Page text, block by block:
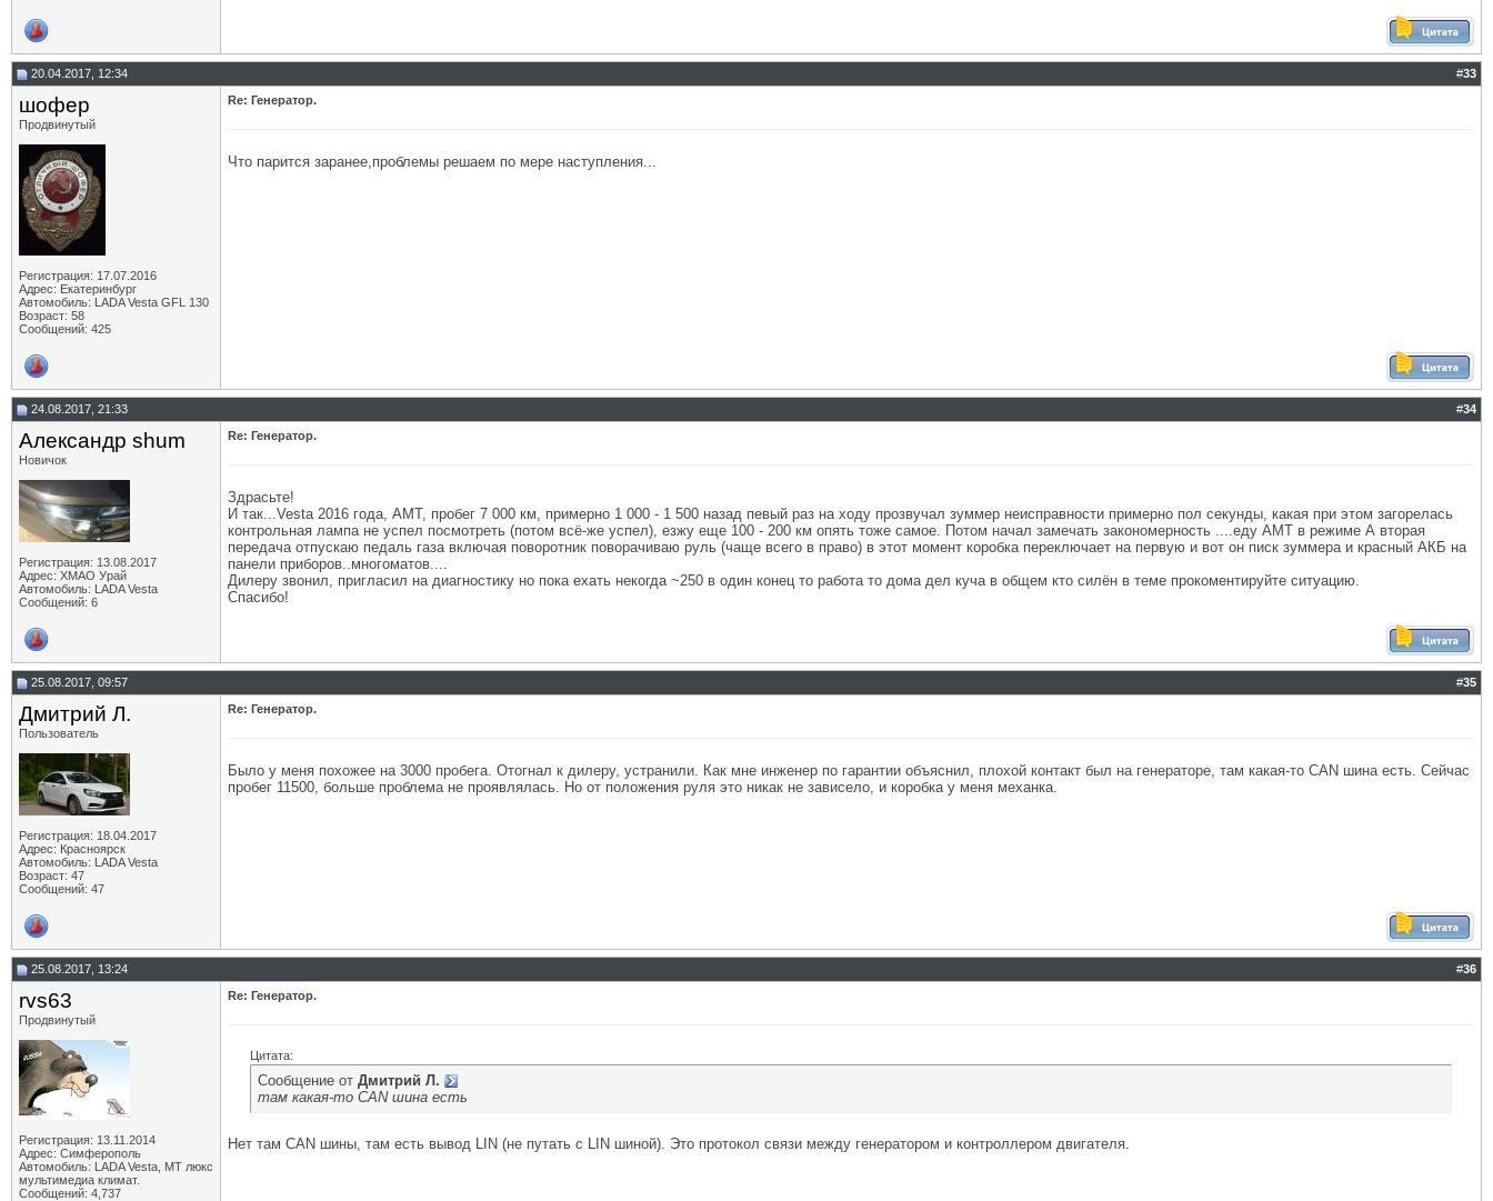
20.04.2017, 12:34 #33
шофер
Продвинутый
Регистрация: 17.07.2016
Адрес: Екатеринбург
Автомобиль: LADA Vesta GFL 130
Возраст: 58
Сообщений: 425
Re: Генератор.
Что парится заранее,проблемы решаем по мере наступления...
24.08.2017, 21:33 #34
Александр shum
Новичок
Регистрация: 13.08.2017
Адрес: ХМАО Урай
Автомобиль: LADA Vesta
Сообщений: 6
Re: Генератор.
Здрасьте!
И так...Vesta 2016 года, АМТ, пробег 7 000 км, примерно 1 000 - 1 500 назад певый раз на ходу прозвучал зуммер неисправности примерно пол секунды, какая при этом загорелась
контрольная лампа не успел посмотреть (потом всё-же успел), езжу еще 100 - 200 км опять тоже самое. Потом начал замечать закономерность ....еду АМТ в режиме А вторая
передача отпускаю педаль газа включая поворотник поворачиваю руль (чаще всего в право) в этот момент коробка переключает на первую и вот он писк зуммера и красный АКБ на
панели приборов..многоматов....
Дилеру звонил, пригласил на диагностику но пока ехать некогда ~250 в один конец то работа то дома дел куча в общем кто силён в теме прокоментируйте ситуацию.
Спасибо!
25.08.2017, 09:57 #35
Дмитрий Л.
Пользователь
Регистрация: 18.04.2017
Адрес: Красноярск
Автомобиль: LADA Vesta
Возраст: 47
Сообщений: 47
Re: Генератор.
Было у меня похожее на 3000 пробега. Отогнал к дилеру, устранили. Как мне инженер по гарантии объяснил, плохой контакт был на генераторе, там какая-то CAN шина есть. Сейчас
пробег 11500, больше проблема не проявлялась. Но от положения руля это никак не зависело, и коробка у меня механка.
25.08.2017, 13:24 #36
rvs63
Продвинутый
Регистрация: 13.11.2014
Адрес: Симферополь
Автомобиль: LADA Vesta, МТ люкс
мультимедиа климат.
Сообщений: 4,737
Re: Генератор.
Цитата:
Сообщение от Дмитрий Л.
там какая-то CAN шина есть
Нет там CAN шины, там есть вывод LIN (не путать с LIN шиной). Это протокол связи между генератором и контроллером двигателя.